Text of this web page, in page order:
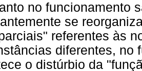
no funcionamento
se
referentes às
diferentes, no
o distúrbio da